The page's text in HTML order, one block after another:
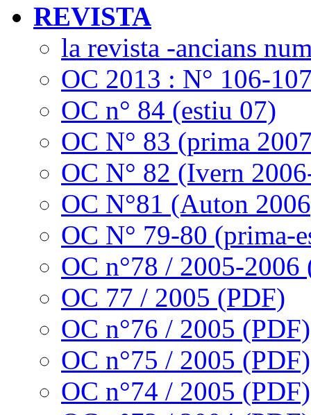
REVISTA
la revista -ancians
OC 2013 : N° 106-
OC n° 84 (estiu 07)
OC N° 83 (prima
OC N° 82 (Ivern
OC N°81 (Auton
OC N° 79-80 (prima-
OC n°78 / 2005-2006
OC 77 / 2005 (PDF)
OC n°76 / 2005 (PDF)
OC n°75 / 2005 (PDF)
OC n°74 / 2005 (PDF)